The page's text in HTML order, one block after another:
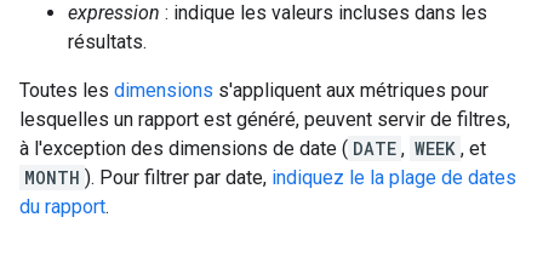
expression : indique les valeurs incluses dans les
résultats.
Toutes les dimensions s'appliquent aux métriques pour
lesquelles un rapport est généré, peuvent servir de filtres,
à l'exception des dimensions de date ( DATE , WEEK , et
MONTH ). Pour filtrer par date, indiquez le la plage de dates
du rapport.